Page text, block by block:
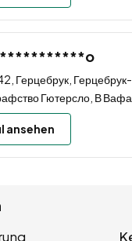
Герцебрук,
Гютерсло, В
ansehen